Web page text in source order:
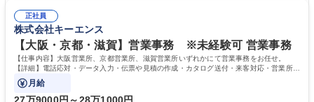
正社員
株式会社キーエンス
【大阪・京都・滋賀】営業事務 ※未経験可 営業事務
【仕事内容】大阪営業所、京都営業所、滋賀営業所いずれかにて営業事務をお任せ。
【詳細】電話応対・データ入力・伝票や見積の作成・カタログ送付・来客対応・営業所内
で発生する事務業務や業務改善をお任せ。
月給